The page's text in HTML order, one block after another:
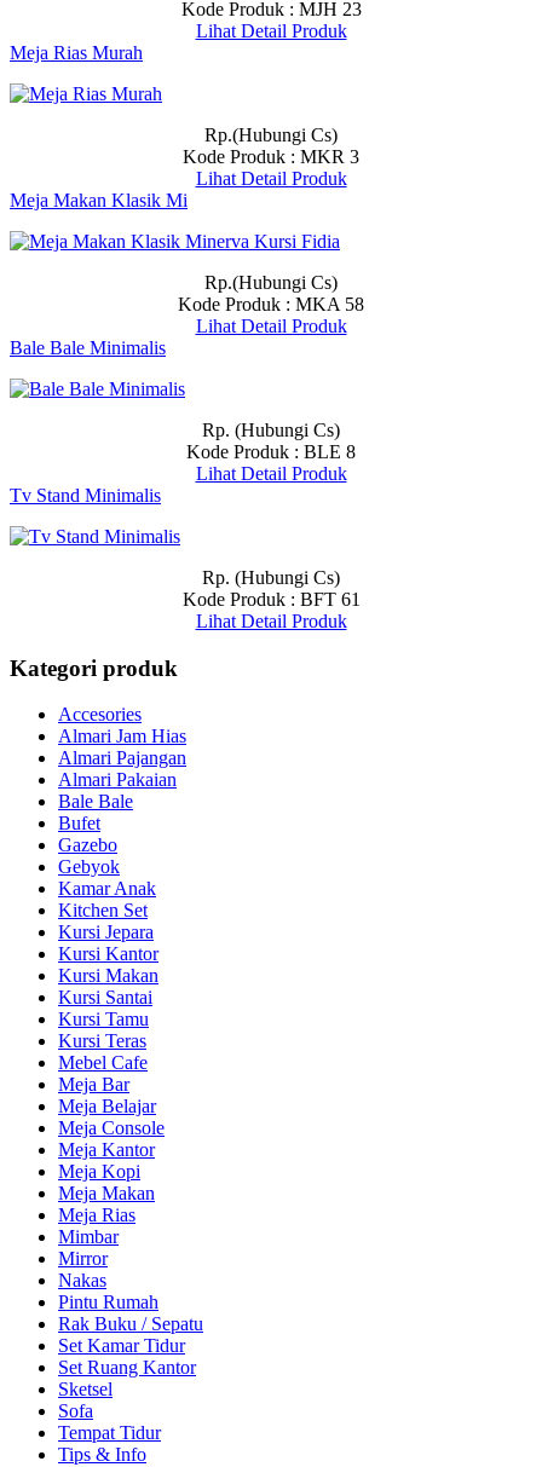
Kode Produk : MJH 23
Lihat Detail Produk
Meja Rias Murah
Rp.(Hubungi Cs)
Kode Produk : MKR 3
Lihat Detail Produk
Meja Makan Klasik Mi
Rp.(Hubungi Cs)
Kode Produk : MKA 58
Lihat Detail Produk
Bale Bale Minimalis
Rp. (Hubungi Cs)
Kode Produk : BLE 8
Lihat Detail Produk
Tv Stand Minimalis
Rp. (Hubungi Cs)
Kode Produk : BFT 61
Lihat Detail Produk
Kategori produk
Accesories
Almari Jam Hias
Almari Pajangan
Almari Pakaian
Bale Bale
Bufet
Gazebo
Gebyok
Kamar Anak
Kitchen Set
Kursi Jepara
Kursi Kantor
Kursi Makan
Kursi Santai
Kursi Tamu
Kursi Teras
Mebel Cafe
Meja Bar
Meja Belajar
Meja Console
Meja Kantor
Meja Kopi
Meja Makan
Meja Rias
Mimbar
Mirror
Nakas
Pintu Rumah
Rak Buku / Sepatu
Set Kamar Tidur
Set Ruang Kantor
Sketsel
Sofa
Tempat Tidur
Tips & Info